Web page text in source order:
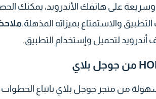
على هاتفك الأندرويد، يمكنك
أندرويد لتحميل وإستخدام التطبيق.